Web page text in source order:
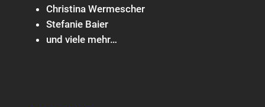
Christina Wermescher
Stefanie Baier
und viele mehr…